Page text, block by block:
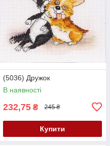
(5036) Дружок
В наявності
232,75 ₴ 245 ₴
Купити